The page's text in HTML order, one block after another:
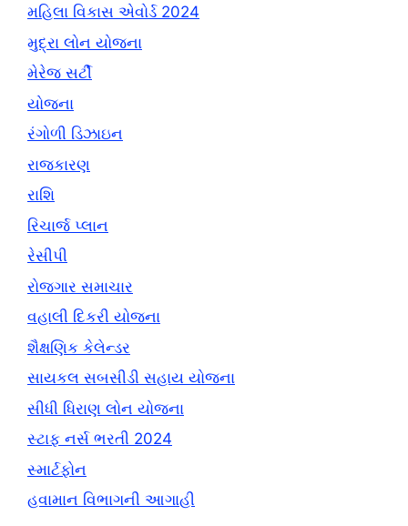
મહિલા વિકાસ એવોર્ડ 2024
મુદ્રા લોન યોજના
મેરેજ સર્ટી
યોજના
રંગોળી ડિઝાઇન
રાજકારણ
રાશિ
રિચાર્જ પ્લાન
રેસીપી
રોજગાર સમાચાર
વહાલી દિકરી યોજના
શૈક્ષણિક કેલેન્ડર
સાયકલ સબસીડી સહાય યોજના
સીધી ધિરાણ લોન યોજના
સ્ટાફ નર્સ ભરતી 2024
સ્માર્ટફોન
હવામાન વિભાગની આગાહી